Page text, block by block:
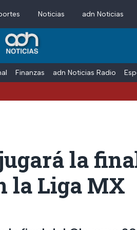
Noticias adn Noticias
Finanzas adn Noticias Radio
la
la Liga MX